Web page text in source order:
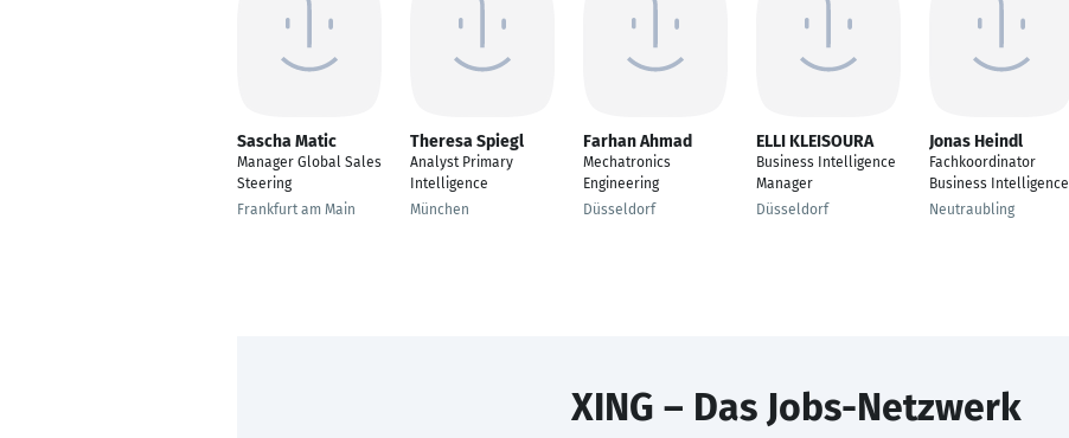
Sascha Matic
Manager Global Sales
Steering
Frankfurt am Main
Theresa Spiegl
Analyst Primary
Intelligence
München
Farhan Ahmad
Mechatronics
Engineering
Düsseldorf
ELLI KLEISOURA
Business Intelligence
Manager
Düsseldorf
Jonas Heindl
Fachkoordinator
Business Intelligence
Neutraubling
XING – Das Jobs-Netzwerk